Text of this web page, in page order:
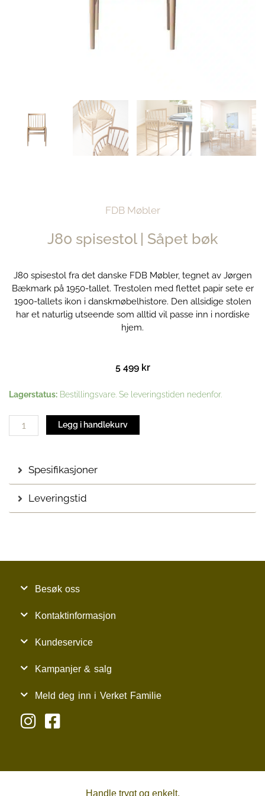
FDB Møbler
J80 spisestol | Såpet bøk
J80 spisestol fra det danske FDB Møbler, tegnet av Jørgen
Bækmark på 1950-tallet. Trestolen med flettet papir sete er
1900-tallets ikon i danskmøbelhistore. Den allsidige stolen
har et naturlig utseende som alltid vil passe inn i nordiske
hjem.
5 499 kr
Lagerstatus: Bestillingsvare. Se leveringstiden nedenfor.
J80
Såpet
Legg i handlekurv
Spesifikasjoner
Leveringstid
Besøk oss
Kontaktinformasjon
Kundeservice
Kampanjer & salg
Meld deg inn i Verket Familie
Handle trygt og enkelt.